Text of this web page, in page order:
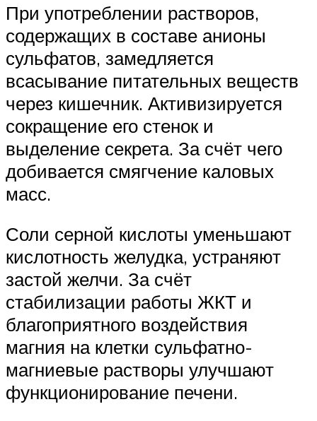
При употреблении растворов,
содержащих в составе анионы
сульфатов, замедляется
всасывание питательных веществ
через кишечник. Активизируется
сокращение его стенок и
выделение секрета. За счёт чего
добивается смягчение каловых
масс.
Соли серной кислоты уменьшают
кислотность желудка, устраняют
застой желчи. За счёт
стабилизации работы ЖКТ и
благоприятного воздействия
магния на клетки сульфатно-
магниевые растворы улучшают
функционирование печени.